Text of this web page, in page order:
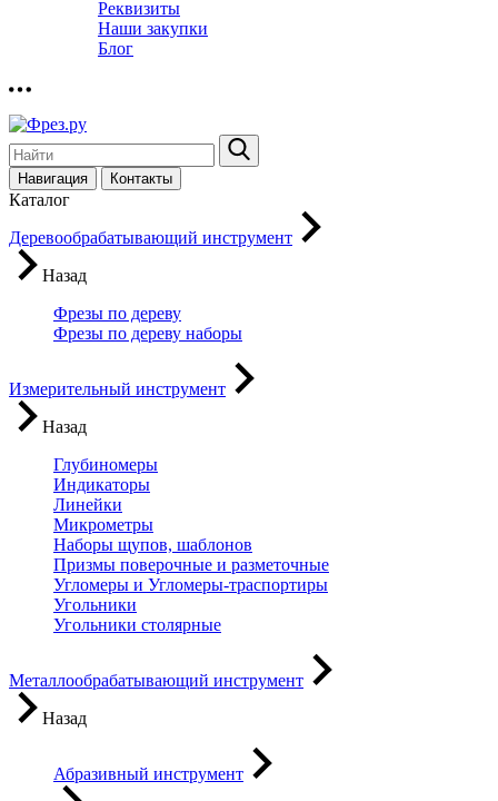
Реквизиты
Наши закупки
Блог
Навигация Контакты
Каталог
Деревообрабатывающий инструмент
Назад
Фрезы по дереву
Фрезы по дереву наборы
Измерительный инструмент
Назад
Глубиномеры
Индикаторы
Линейки
Микрометры
Наборы щупов, шаблонов
Призмы поверочные и разметочные
Угломеры и Угломеры-траспортиры
Угольники
Угольники столярные
Металлообрабатывающий инструмент
Назад
Абразивный инструмент